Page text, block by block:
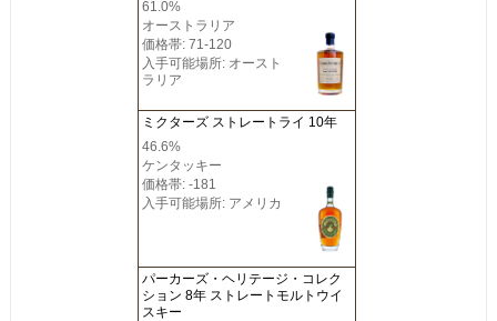
61.0%
オーストラリア
価格帯: 71-120
入手可能場所: オースト
ラリア
ミクターズ ストレートライ 10年
46.6%
ケンタッキー
価格帯: -181
入手可能場所: アメリカ
パーカーズ・ヘリテージ・コレク
ション 8年 ストレートモルトウイ
スキー